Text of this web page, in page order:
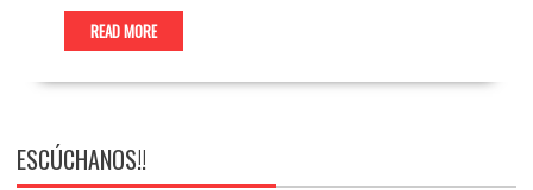
READ MORE
ESCÚCHANOS!!